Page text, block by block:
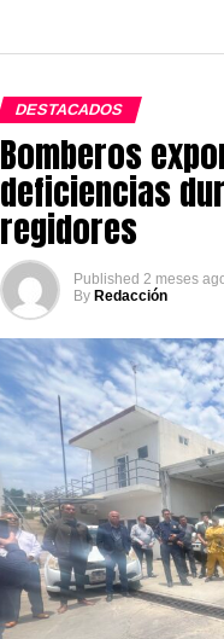
DESTACADOS
Bomberos
deficiencias
regidores
Published 2 meses
By Redacción